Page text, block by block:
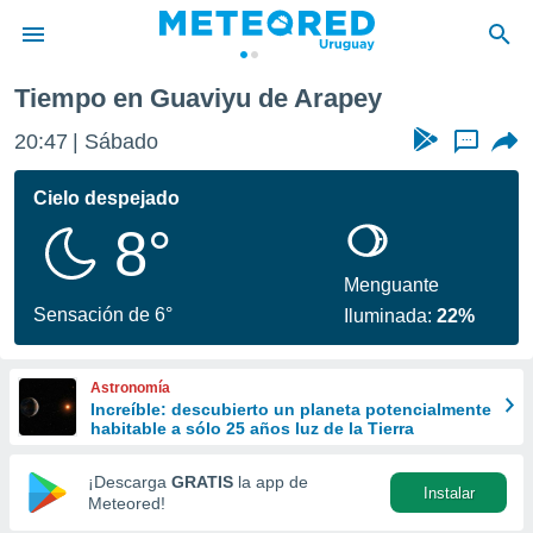
de
ha
calidad.
a este
las
y
forma
digital
basada
Tiempo en Guaviyu de Arapey
20:47 Sábado ...
Cielo despejado
8°
Sensación de 6°
Menguante
Iluminada:22%
Astronomía
Increíble: descubierto un planeta potencialmente
habitable a sólo 25 años luz de la Tierra
¡Descarga GRATIS la app de
Meteored!
Instalar